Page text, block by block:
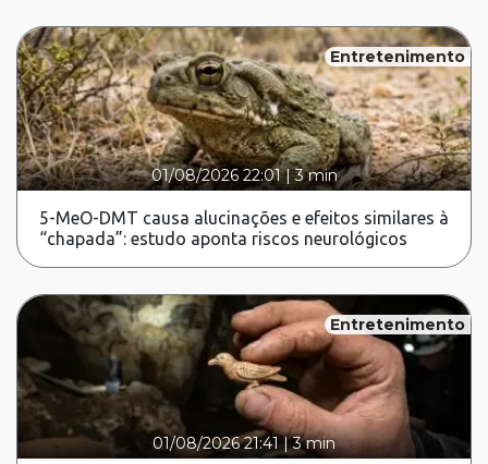
Entretenimento
01/08/2026 22:01|3 min
5-MeO-DMT causa alucinações e efeitos similares à
“chapada”: estudo aponta riscos neurológicos
Entretenimento
01/08/2026 21:41 |3 min